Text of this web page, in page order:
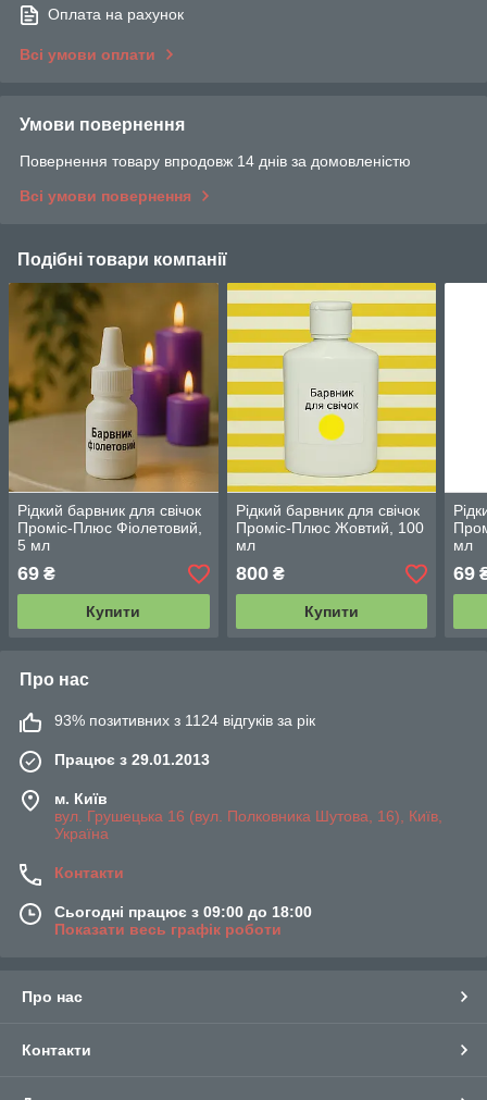
Оплата на рахунок
Всі умови оплати
Умови повернення
Повернення товару впродовж 14 днів за домовленістю
Всі умови повернення
Подібні товари компанії
Рідкий барвник для свічок
Проміс-Плюс Фіолетовий,
5 мл
69 ₴
Купити
Рідкий барвник для свічок
Проміс-Плюс Жовтий, 100
мл
800₴
Купити
мл
69
Про нас
93% позитивних з 1124 відгуків за рік
Працює з 29.01.2013
м. Київ
вул. Грушецька 16 (вул. Полковника Шутова, 16), Київ,
Україна
Контакти
Сьогодні працює з 09:00 до 18:00
Показати весь графік роботи
Про нас
Контакти